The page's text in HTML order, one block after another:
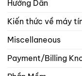
Hướng Dẫn
Kiến thức về máy
Miscellaneous
Payment/Billing